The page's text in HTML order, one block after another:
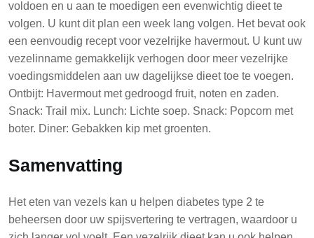
voldoen en u aan te moedigen een evenwichtig dieet te
volgen. U kunt dit plan een week lang volgen. Het bevat ook
een eenvoudig recept voor vezelrijke havermout. U kunt uw
vezelinname gemakkelijk verhogen door meer vezelrijke
voedingsmiddelen aan uw dagelijkse dieet toe te voegen.
Ontbijt: Havermout met gedroogd fruit, noten en zaden.
Snack: Trail mix. Lunch: Lichte soep. Snack: Popcorn met
boter. Diner: Gebakken kip met groenten.
Samenvatting
Het eten van vezels kan u helpen diabetes type 2 te
beheersen door uw spijsvertering te vertragen, waardoor u